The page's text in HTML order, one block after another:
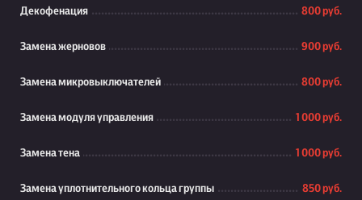
Декофенация 800 руб.
Замена жерновов 900 руб.
Замена микровыключателей 800 руб.
Замена модуля управления 1 000 руб.
Замена тена 1 000 руб.
Замена уплотнительного кольца группы 850 руб.